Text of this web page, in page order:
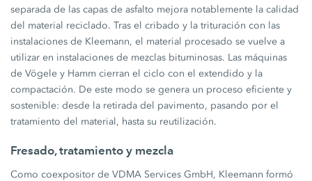
separada de las capas de asfalto mejora notablemente la calidad
del material reciclado. Tras el cribado y la trituración con las
instalaciones de Kleemann, el material procesado se vuelve a
utilizar en instalaciones de mezclas bituminosas. Las máquinas
de Vögele y Hamm cierran el ciclo con el extendido y la
compactación. De este modo se genera un proceso eficiente y
sostenible: desde la retirada del pavimento, pasando por el
tratamiento del material, hasta su reutilización.
Fresado, tratamiento y mezcla
Como coexpositor de VDMA Services GmbH, Kleemann formó